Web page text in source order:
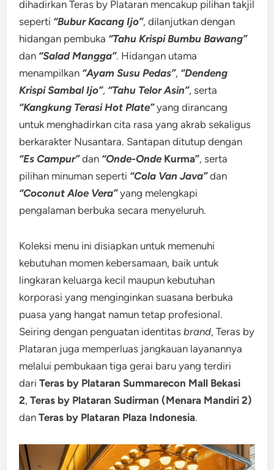
dihadirkan Teras by Plataran mencakup pilihan takjil
seperti “Bubur Kacang Ijo”, dilanjutkan dengan
hidangan pembuka “Tahu Krispi Bumbu Bawang”
dan “Salad Mangga”. Hidangan utama
menampilkan “Ayam Susu Pedas”, “Dendeng
Krispi Sambal Ijo”, “Tahu Telor Asin”, serta
“Kangkung Terasi Hot Plate” yang dirancang
untuk menghadirkan cita rasa yang akrab sekaligus
berkarakter Nusantara. Santapan ditutup dengan
“Es Campur”dan “Onde-Onde Kurma”, serta
pilihan minuman seperti “Cola Van Java”dan
“Coconut Aloe Vera”yang melengkapi
pengalaman berbuka secara menyeluruh.
Koleksi menu ini disiapkan untuk memenuhi
kebutuhan momen kebersamaan, baik untuk
lingkaran keluarga kecil maupun kebutuhan
korporasi yang menginginkan suasana berbuka
puasa yang hangat namun tetap profesional.
Seiring dengan penguatan identitasbrand, Teras by
Plataran juga memperluas jangkauan layanannya
melalui pembukaan tiga gerai baru yang terdiri
dariTeras by Plataran Summarecon Mall Bekasi
2,Teras by Plataran Sudirman (Menara Mandiri 2)
dan Teras by Plataran Plaza Indonesia.